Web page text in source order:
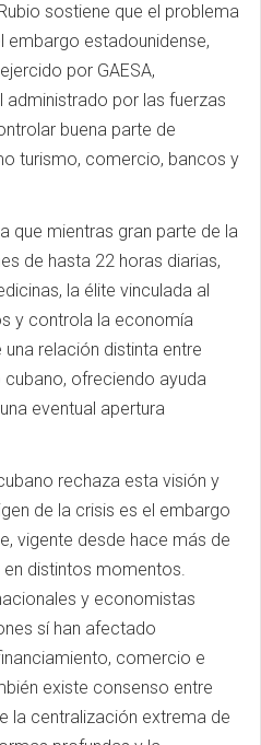
sostiene que el problema
embargo estadounidense,
por GAESA,
por las fuerzas
buena parte de
turismo, comercio, bancos y
que mientras gran parte de la
de hasta 22 horas diarias,
la élite vinculada al
y controla la economía
relación distinta entre
cubano, ofreciendo ayuda
eventual apertura
rechaza esta visión y
de la crisis es el embargo
vigente desde hace más de
distintos momentos.
y economistas
sí han afectado
comercio e
existe consenso entre
la centralización extrema de